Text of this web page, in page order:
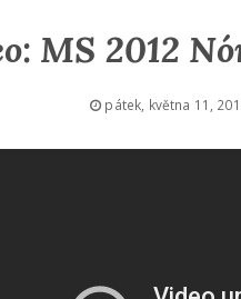
MS 2012
pátek, května 11,